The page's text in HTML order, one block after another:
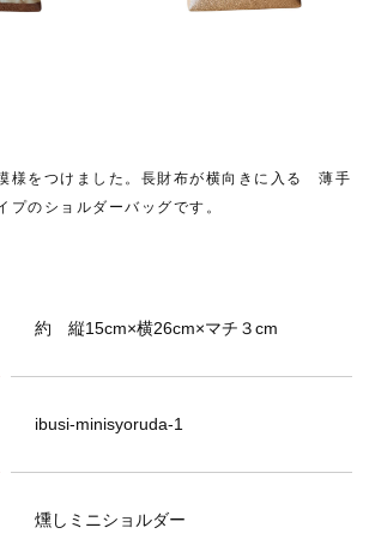
様をつけました。長財布が横向きに入る 薄手
プのショルダーバッグです。
約 縦15cm×横26cm×マチ３cm
ibusi-minisyoruda-1
燻しミニショルダー